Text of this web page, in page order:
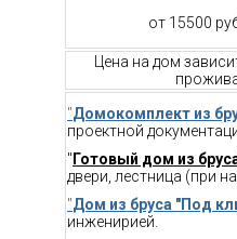
от 15500
Цена на дом
"Домокомплект из
проектной
" Готовый дом из
двери, лестница (при
"Дом из бруса "Под
инженирией.